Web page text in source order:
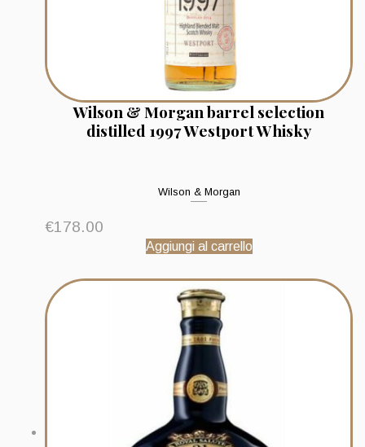
Wilson & Morgan barrel selection
distilled 1997 Westport Whisky
Wilson & Morgan
€178.00
Aggiungi al carrello